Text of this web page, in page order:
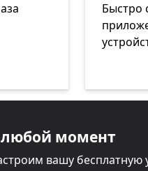
Быстро
любой момент
вашу бесплатную